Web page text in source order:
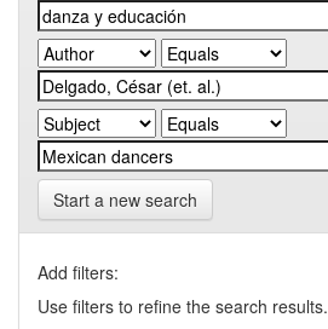
Start a new search
Add filters:
Use filters to refine the search results.